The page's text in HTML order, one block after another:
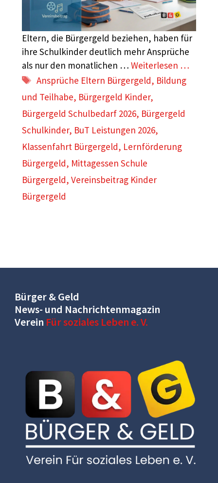
Eltern, die Bürgergeld beziehen, haben für
ihre Schulkinder deutlich mehr Ansprüche
als nur den monatlichen … Weiterlesen …
Schlagwörter
Ansprüche Eltern Bürgergeld, Bildung
und Teilhabe, Bürgergeld Kinder,
Bürgergeld Schulbedarf 2026, Bürgergeld
Schulkinder, BuT Leistungen 2026,
Klassenfahrt Bürgergeld, Lernförderung
Bürgergeld, Mittagessen Schule
Bürgergeld, Vereinsbeitrag Kinder
Bürgergeld
Bürger & Geld
News- und Nachrichtenmagazin
Verein Für soziales Leben e. V.